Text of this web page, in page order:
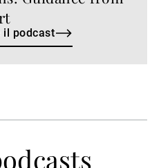
il podcast